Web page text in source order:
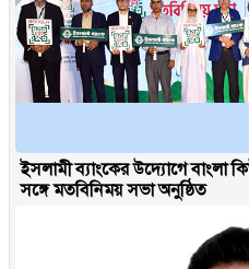
ইসলামী ব্যাংকের উদ্যোগে বাংলা
সঙ্গে মতবিনিময় সভা অনুষ্ঠিত